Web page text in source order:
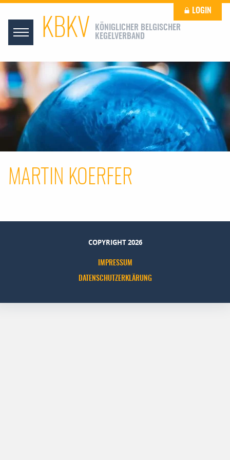
KBKV
KÖNIGLICHER BELGISCHER
KEGELVERBAND
LOGIN
MARTIN KOERFER
COPYRIGHT 2026
IMPRESSUM
DATENSCHUTZERKLÄRUNG